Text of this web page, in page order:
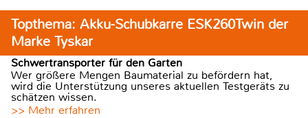
Topthema: Akku-Schubkarre ESK260Twin der
Marke Tyskar
Schwertransporter für den Garten
Wer größere Mengen Baumaterial zu befördern hat,
wird die Unterstützung unseres aktuellen Testgeräts zu
schätzen wissen.
>> Mehr erfahren